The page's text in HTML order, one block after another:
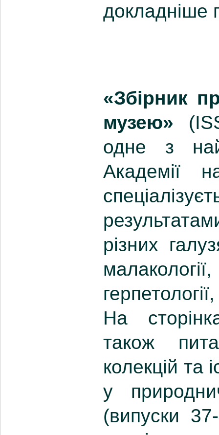
докладніше
«Збірник
музею»
одне з
Академії
різних
На
також
колекцій та
у
(випуски